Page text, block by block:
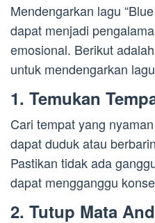
Mendengarkan lagu
dapat menjadi
emosional. Berikut
untuk mendengarkan
1. Temukan
Cari tempat yang
dapat duduk atau
Pastikan tidak ada
dapat mengganggu
2. Tutup Mata